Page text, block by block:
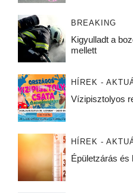
BREAKING
Kigyulladt a
mellett
HÍREK -
Vízipisztolyos
HÍREK -
Épületzárás és